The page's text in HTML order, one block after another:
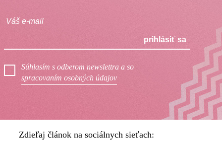
prihlásiť sa
Súhlasím s odberom newslettra a so
spracovaním osobných údajov
Zdieľaj článok na sociálnych sieťach: